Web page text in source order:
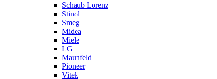
Schaub Lorenz
Stinol
Smeg
Midea
Miele
LG
Maunfeld
Pioneer
Vitek